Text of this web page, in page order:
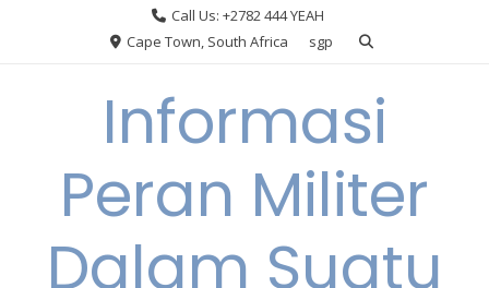
Call Us: +2782 444 YEAH
Cape Town, South Africa
sgp
Informasi
Peran Militer
Dalam Suatu